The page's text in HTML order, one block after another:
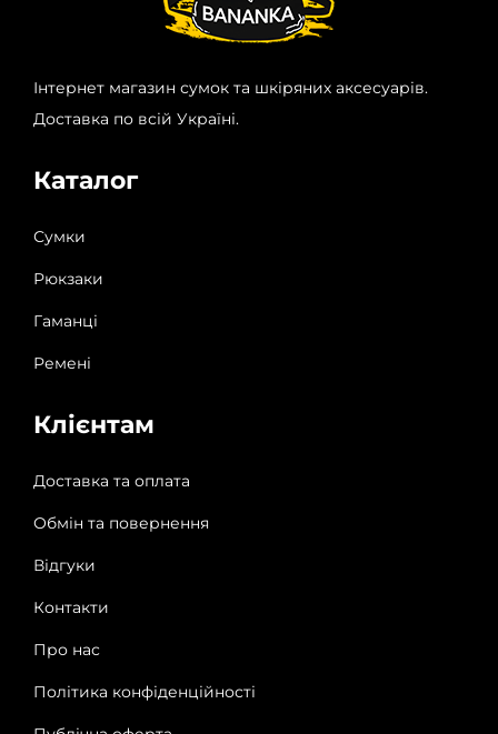
Інтернет магазин сумок та шкіряних аксесуарів.
Доставка по всій Україні.
Каталог
Сумки
Рюкзаки
Гаманці
Ремені
Клієнтам
Доставка та оплата
Обмін та повернення
Відгуки
Контакти
Про нас
Політика конфіденційності